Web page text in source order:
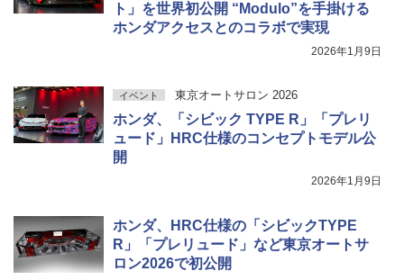
ト」を世界初公開 “Modulo”を手掛ける
ホンダアクセスとのコラボで実現
2026年1月9日
イベント 東京オートサロン 2026
ホンダ、「シビック TYPE R」「プレリ
ュード」HRC仕様のコンセプトモデル公
開
2026年1月9日
ホンダ、HRC仕様の「シビックTYPE
R」「プレリュード」など東京オートサ
ロン2026で初公開